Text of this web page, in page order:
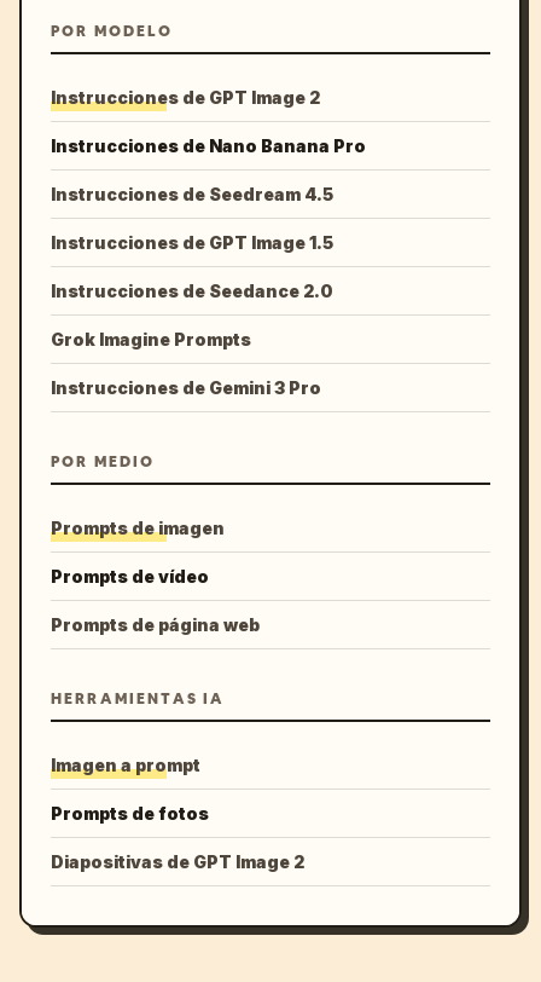
POR MODELO
Instrucciones de GPT Image 2
Instrucciones de Nano Banana Pro
Instrucciones de Seedream 4.5
Instrucciones de GPT Image 1.5
Instrucciones de Seedance 2.0
Grok Imagine Prompts
Instrucciones de Gemini 3 Pro
POR MEDIO
Prompts de imagen
Prompts de vídeo
Prompts de página web
HERRAMIENTAS IA
Imagen a prompt
Prompts de fotos
Diapositivas de GPT Image 2